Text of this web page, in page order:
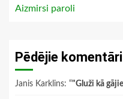
Aizmirsi paroli
Pēdējie komentāri
Janis Karklins: “"Gluži kā